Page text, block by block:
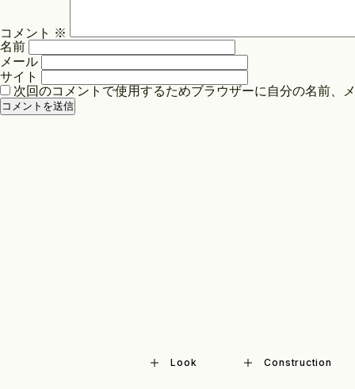
シ
ョ
ン
コメント ※
名前
メール
サイト
次回のコメントで使用するためブラウザーに自分の名前、
Look Construction